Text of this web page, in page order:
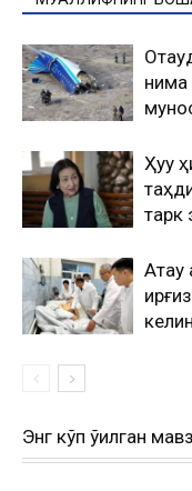
нима
тарк
Энг кўп ўқилган